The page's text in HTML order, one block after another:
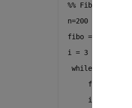
%% Fibonacci
n=200 ;
fibo = [1,1] ;
i = 3 ;
while
fibo(i) =
     i=i+1 ;